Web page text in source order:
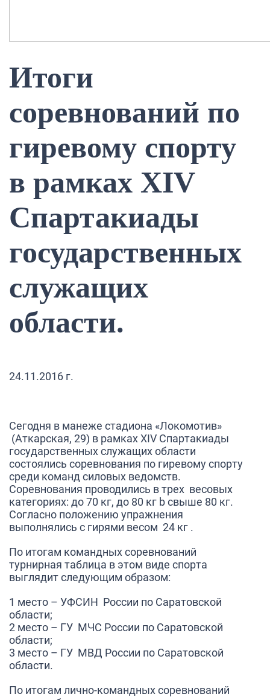
Итоги
соревнований по
гиревому спорту
в рамках XIV
Спартакиады
государственных
служащих
области.
24.11.2016 г.
Сегодня в манеже стадиона «Локомотив»
(Аткарская, 29) в рамках XIV Спартакиады
государственных служащих области
состоялись соревнования по гиревому спорту
среди команд силовых ведомств.
Соревнования проводились в трех весовых
категориях: до 70 кг, до 80 кг b свыше 80 кг.
Согласно положению упражнения
выполнялись с гирями весом 24 кг .
По итогам командных соревнований
турнирная таблица в этом виде спорта
выглядит следующим образом:
1 место – УФСИН России по Саратовской
области;
2 место – ГУ МЧС России по Саратовской
области;
3 место – ГУ МВД России по Саратовской
области.
По итогам лично-командных соревнований